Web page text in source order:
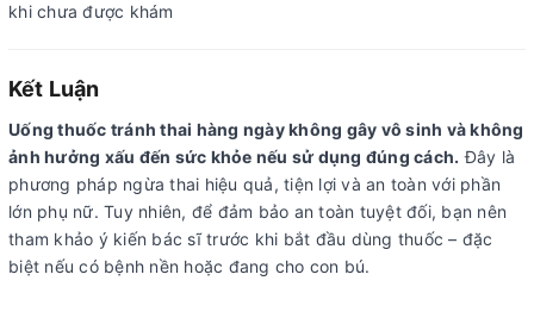
khi chưa được khám
Kết Luận
Uống thuốc tránh thai hàng ngày không gây vô sinh và không
ảnh hưởng xấu đến sức khỏe nếu sử dụng đúng cách. Đây là
phương pháp ngừa thai hiệu quả, tiện lợi và an toàn với phần
lớn phụ nữ. Tuy nhiên, để đảm bảo an toàn tuyệt đối, bạn nên
tham khảo ý kiến bác sĩ trước khi bắt đầu dùng thuốc – đặc
biệt nếu có bệnh nền hoặc đang cho con bú.